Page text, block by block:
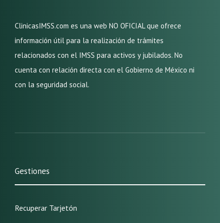
ClinicasIMSS.com es una web NO OFICIAL que ofrece
información útil para la realización de trámites
relacionados con el IMSS para activos y jubilados. No
cuenta con relación directa con el Gobierno de México ni
con la seguridad social.
Gestiones
Recuperar Tarjetón